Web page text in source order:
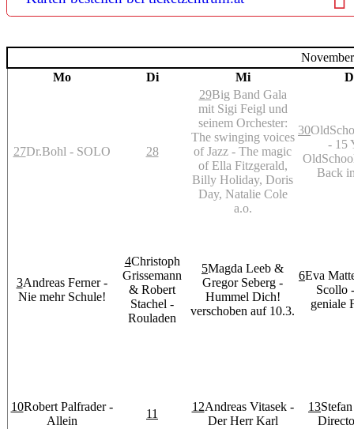
Mo
Di Mi
27Dr.Bohl - SOLO 28
29Big Band Gala
mit Sigi Feigl und
seinem Orchester:
The swinging voices
of Jazz - The magic
of Ella Fitzgerald,
Billy Holiday, Doris
Day, Natalie Cole
a.o.
30
- 15
Back
3Andreas Ferner -
Nie mehr Schule!
4Christoph
Grissemann
& Robert
Stachel -
Rouladen
5Magda Leeb &
Gregor Seberg -
Hummel Dich!
verschoben auf 10.3.
6Eva
Scollo
geniale
10Robert Palfrader -
Allein
11
12Andreas Vitasek -
Der Herr Karl
13